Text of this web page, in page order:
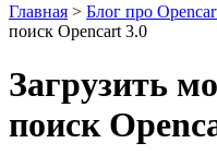
Главная > Блог про
поиск Opencart 3.0
Загрузить
поиск